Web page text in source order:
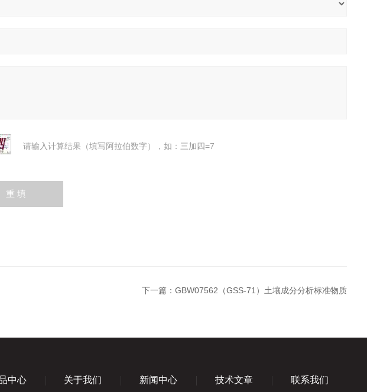
请输入计算结果（填写阿拉伯数字），如：三加四=7
下一篇：GBW07562（GSS-71）土壤成分分析标准物质
中心 关于我们 新闻中心 技术文章 联系我们